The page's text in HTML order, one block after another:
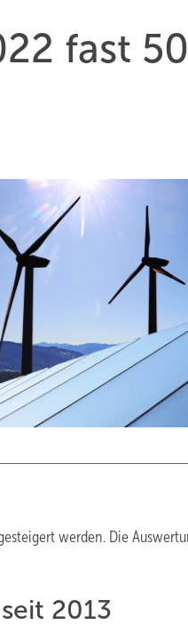
fast
werden. Die
2013